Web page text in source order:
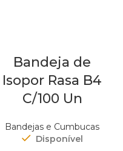
Bandeja de
Isopor Rasa B4
C/100 Un
Bandejas e Cumbucas
Disponível